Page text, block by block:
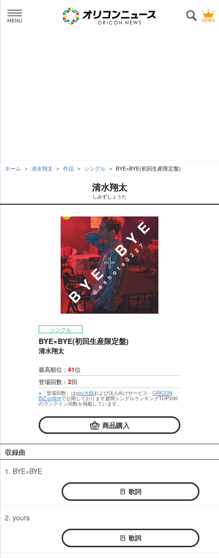
ホーム 清水翔太 作品 シングル BYE×BYE(初回生産限定盤)
清水翔太
しみずしょうた
シングル
BYE×BYE(初回生産限定盤)
清水翔太
最高順位： 41位
登場回数： 2回
※「登場回数」はyou大樹および法人向けサービス・ ORICON
BiZ onlineで公開しております週間シングルランキングTOP200
のランクイン回数を掲載しています。
商品購入
収録曲
1. BYE×BYE
歌詞
2. yours
歌詞